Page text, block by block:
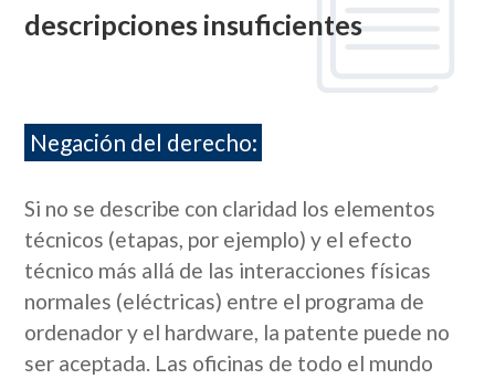
descripciones insuficientes
Negación del derecho:
Si no se describe con claridad los elementos
técnicos (etapas, por ejemplo) y el efecto
técnico más allá de las interacciones físicas
normales (eléctricas) entre el programa de
ordenador y el hardware, la patente puede no
ser aceptada. Las oficinas de todo el mundo